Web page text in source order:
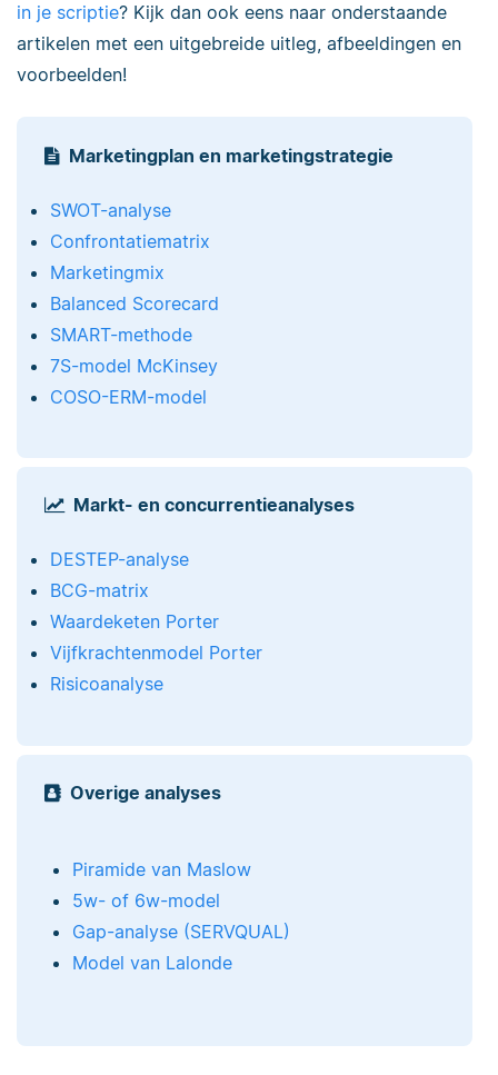
in je scriptie? Kijk dan ook eens naar onderstaande
artikelen met een uitgebreide uitleg, afbeeldingen en
voorbeelden!
Marketingplan en marketingstrategie
SWOT-analyse
Confrontatiematrix
Marketingmix
Balanced Scorecard
SMART-methode
7S-model McKinsey
COSO-ERM-model
Markt- en concurrentieanalyses
DESTEP-analyse
BCG-matrix
Waardeketen Porter
Vijfkrachtenmodel Porter
Risicoanalyse
Overige analyses
Piramide van Maslow
5w- of 6w-model
Gap-analyse (SERVQUAL)
Model van Lalonde